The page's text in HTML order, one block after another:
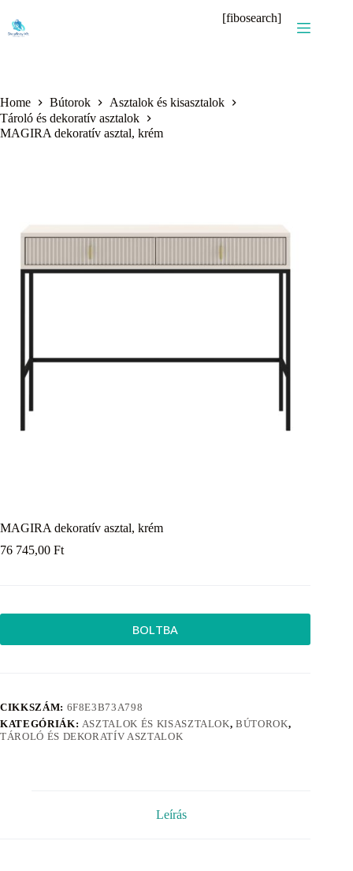
content
[fibosearch]
Home Bútorok
Asztalok és kisasztalok
Tároló és dekoratív asztalok
MAGIRA dekoratív asztal, krém
MAGIRA dekoratív asztal, krém
76 745,00 Ft
BOLTBA
CIKKSZÁM: 6F8E3B73A798
KATEGÓRIÁK: ASZTALOK ÉS KISASZTALOK,BÚTOROK,
TÁROLÓ ÉS DEKORATÍV ASZTALOK
Leírás